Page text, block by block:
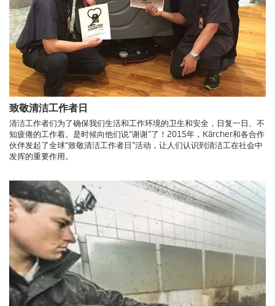
致敬清洁工作者日
清洁工作者们为了确保我们生活和工作环境的卫生和安全，日复一日、不
知疲倦的工作着。是时候向他们说“谢谢”了！2015年，Kärcher和各合作
伙伴发起了全球“致敬清洁工作者日”活动，让人们认识到清洁工在社会中
发挥的重要作用。